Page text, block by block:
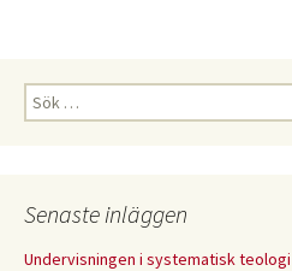
Sök
efter:
Senaste inläggen
Undervisningen i systematisk